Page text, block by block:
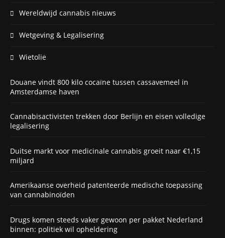
Wereldwijd cannabis nieuws
Wetgeving & Legalisering
Wietolie
Douane vindt 800 kilo cocaïne tussen cassavemeel in
Amsterdamse haven
Cannabisactivisten trekken door Berlijn en eisen volledige
legalisering
Duitse markt voor medicinale cannabis groeit naar €1,15
miljard
Amerikaanse overheid patenteerde medische toepassing
van cannabinoïden
Drugs komen steeds vaker gewoon per pakket Nederland
binnen: politiek wil opheldering